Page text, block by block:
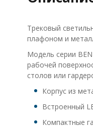
Трековый
плафоном и
Модель серии
рабочей
столов или
Корпус из
Встроенный
Компактные